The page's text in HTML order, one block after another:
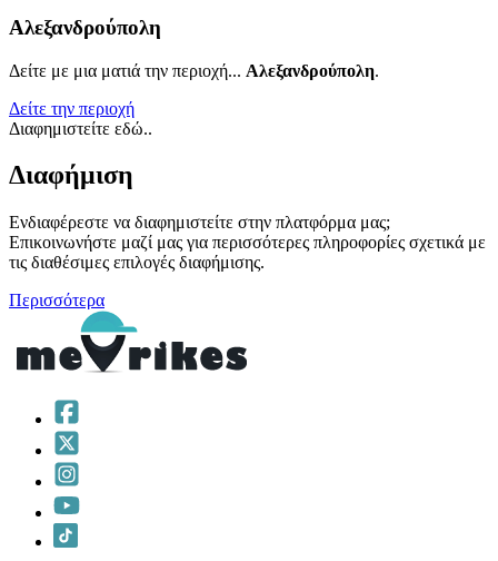
Αλεξανδρούπολη
Δείτε με μια ματιά την περιοχή... Αλεξανδρούπολη.
Δείτε την περιοχή
Διαφημιστείτε εδώ..
Διαφήμιση
Ενδιαφέρεστε να διαφημιστείτε στην πλατφόρμα μας;
Επικοινωνήστε μαζί μας για περισσότερες πληροφορίες σχετικά με
τις διαθέσιμες επιλογές διαφήμισης.
Περισσότερα